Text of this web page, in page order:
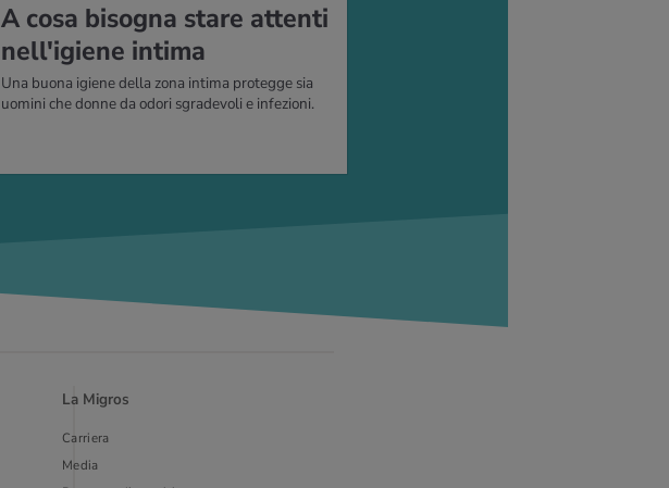
A cosa bisogna stare attenti
nell'igiene intima
Una buona igiene della zona intima protegge sia
uomini che donne da odori sgradevoli e infezioni.
La Migros
Carriera
Media